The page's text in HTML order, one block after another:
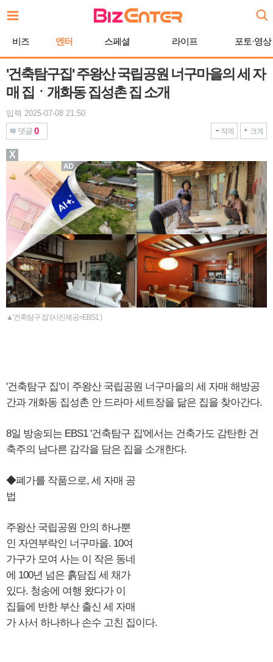
문
비즈 엔터 스페셜 라이프 포토·영상
'건축탐구집' 주왕산 국립공원 너구마을의 세 자
매 집ㆍ개화동 집성촌 집 소개
입력 2025-07-08 21:50
댓글 0 작게 크게
▲'건축탐구 집' (사진제공=EBS1 )
'건축탐구 집'이 주왕산 국립공원 너구마을의 세 자매 해방공
간과 개화동 집성촌 안 드라마 세트장을 닮은 집을 찾아간다.
8일 방송되는 EBS1 '건축탐구 집'에서는 건축가도 감탄한 건
축주의 남다른 감각을 담은 집을 소개한다.
◆폐가를 작품으로, 세 자매 공
법
주왕산 국립공원 안의 하나뿐
인 자연부락인 너구마을. 10여
가구가 모여 사는 이 작은 동네
에 100년 넘은 흙담집 세 채가
있다. 청송에 여행 왔다가 이
집들에 반한 부산 출신 세 자매
가 사서 하나하나 손수 고친 집이다.
X